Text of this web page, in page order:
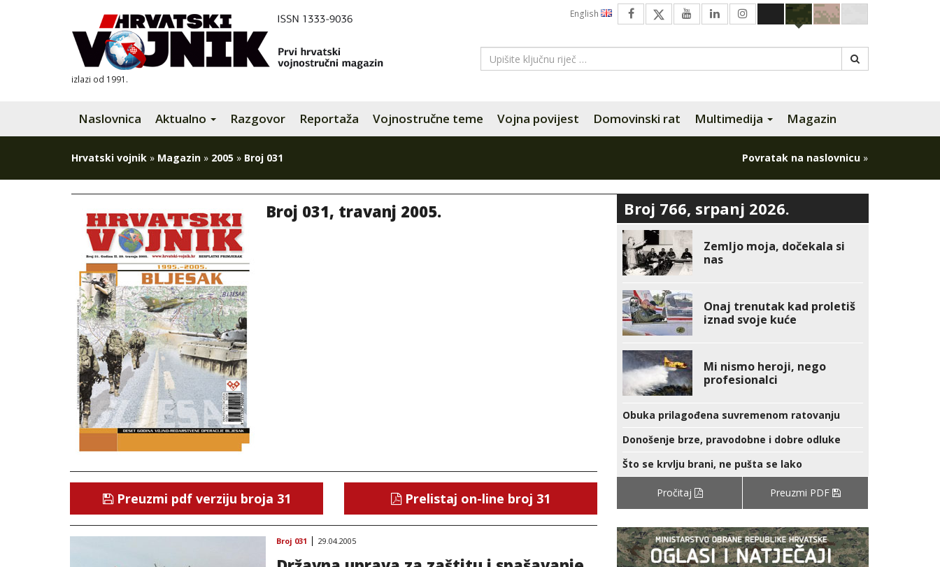
izlazi od 1991.
English
Naslovnica Aktualno Razgovor Reportaža Vojnostručne teme Vojna povijest Domovinski rat Multimedija Magazin
Hrvatski vojnik » Magazin » 2005 » Broj 031 Povratak na naslovnicu »
Broj 031, travanj 2005.
Preuzmi pdf verziju broja 31 Prelistaj on-line broj 31
Broj 031 29.04.2005
Broj 766, srpanj 2026.
Zemljo moja, dočekala si
nas
Onaj trenutak kad proletiš
iznad svoje kuće
Mi nismo heroji, nego
profesionalci
Obuka prilagođena suvremenom ratovanju
Donošenje brze, pravodobne i dobre odluke
Što se krvlju brani, ne pušta se lako
Pročitaj Preuzmi PDF